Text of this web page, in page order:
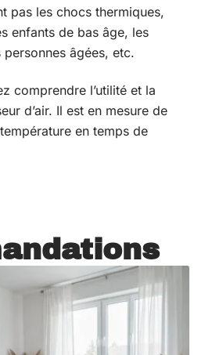
pas les chocs thermiques,
enfants de bas âge, les
âgées, etc.
comprendre l’utilité et la
d’air. Il est en mesure de
en temps de